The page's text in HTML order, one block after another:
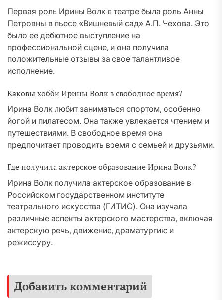
Первая роль Ирины Волк в театре была роль Анны
Петровны в пьесе «Вишневый сад» А.П. Чехова. Это
было ее дебютное выступление на
профессиональной сцене, и она получила
положительные отзывы за свое талантливое
исполнение.
Каковы хобби Ирины Волк в свободное время?
Ирина Волк любит заниматься спортом, особенно
йогой и пилатесом. Она также увлекается чтением и
путешествиями. В свободное время она
предпочитает проводить время с семьей и друзьями.
Где получила актерское образование Ирина Волк?
Ирина Волк получила актерское образование в
Российском государственном институте
театрального искусства (ГИТИС). Она изучала
различные аспекты актерского мастерства, включая
актерскую речь, движение, драматургию и
режиссуру.
Добавить комментарий